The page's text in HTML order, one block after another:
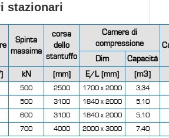
stazionari
Spinta
massima
corsa
dello
stantuffo
Camera di
compressione
Dim
Capacitá
kN [mm] E/L [mm] [m3]
500 2500 1700 x 2000
3,34
500 3100 1840 x 2000
5,10
600 3100 1840 x 2000
5,10
700 4000 2000 x 3000
7,40